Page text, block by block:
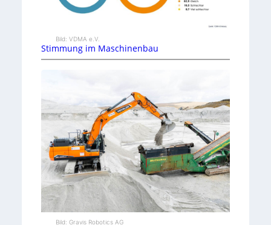
Bild: VDMA e.V.
Stimmung im Maschinenbau
Bild: Gravis Robotics AG